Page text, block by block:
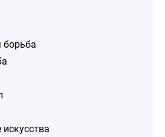
борьба